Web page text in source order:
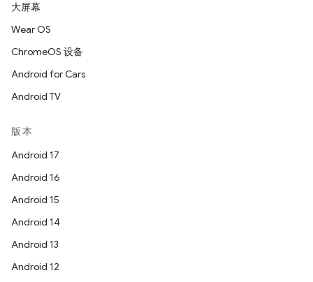
大屏幕
Wear OS
ChromeOS 设备
Android for Cars
Android TV
版本
Android 17
Android 16
Android 15
Android 14
Android 13
Android 12